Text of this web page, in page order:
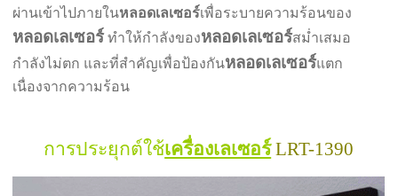
ผ่านเข้าไปภายในหลอดเลเซอร์เพื่อระบายความร้อนของ
หลอดเลเซอร์ทำให้กำลังของหลอดเลเซอร์สม่ำเสมอ
กำลังไม่ตก และที่สำคัญเพื่อป้องกันหลอดเลเซอร์แตก
เนื่องจากความร้อน
การประยุกต์ใช้เครื่องเลเซอร์LRT-1390